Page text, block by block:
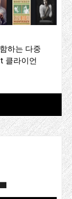
하는 다중
클라이언